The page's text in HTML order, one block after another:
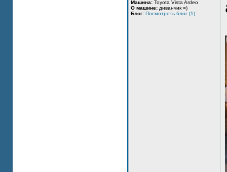
Машина: Toyota Vista Ardeo
О машине: диванчик =)
Блог: Посмотреть блог (1)